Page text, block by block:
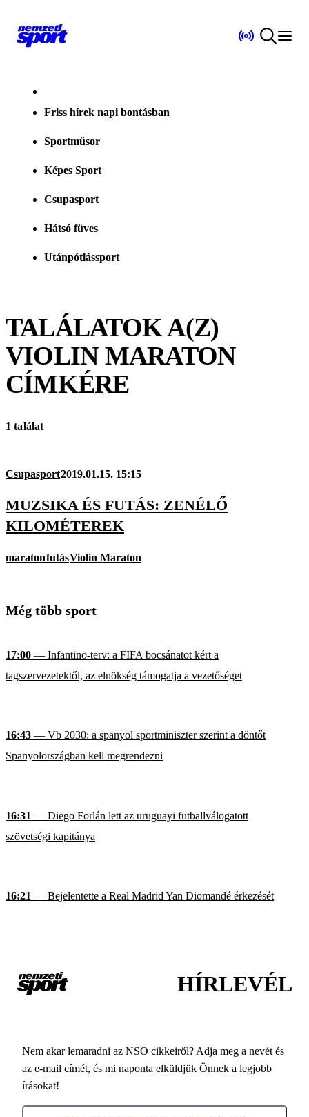
Friss hírek napi bontásban
Sportműsor
Képes Sport
Csupasport
Hátsó füves
Utánpótlássport
TALÁLATOK A(Z)
VIOLIN MARATON
CÍMKÉRE
1 találat
Csupasport2019.01.15. 15:15
MUZSIKA ÉS FUTÁS: ZENÉLŐ
KILOMÉTEREK
maratonfutásViolin Maraton
Még több sport
17:00 — Infantino-terv: a FIFA bocsánatot kért a
tagszervezetektől, az elnökség támogatja a vezetőséget
16:43 — Vb 2030: a spanyol sportminiszter szerint a döntőt
Spanyolországban kell megrendezni
16:31 — Diego Forlán lett az uruguayi futballválogatott
szövetségi kapitánya
16:21 — Bejelentette a Real Madrid Yan Diomandé érkezését
HÍRLEVÉL
Nem akar lemaradni az NSO cikkeiről? Adja meg a nevét és
az e-mail címét, és mi naponta elküldjük Önnek a legjobb
írásokat!